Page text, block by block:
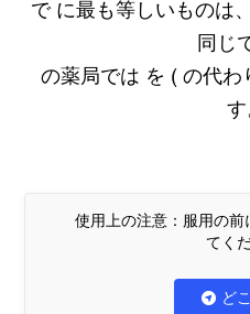
で に最も等しいものは、
同じ
の薬局では を ( の代わ
す
使用上の注意：服用の
てく
ど